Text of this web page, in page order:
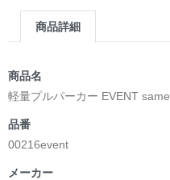
商品詳細
商品名
軽量プルパーカー EVENT same
品番
00216event
メーカー